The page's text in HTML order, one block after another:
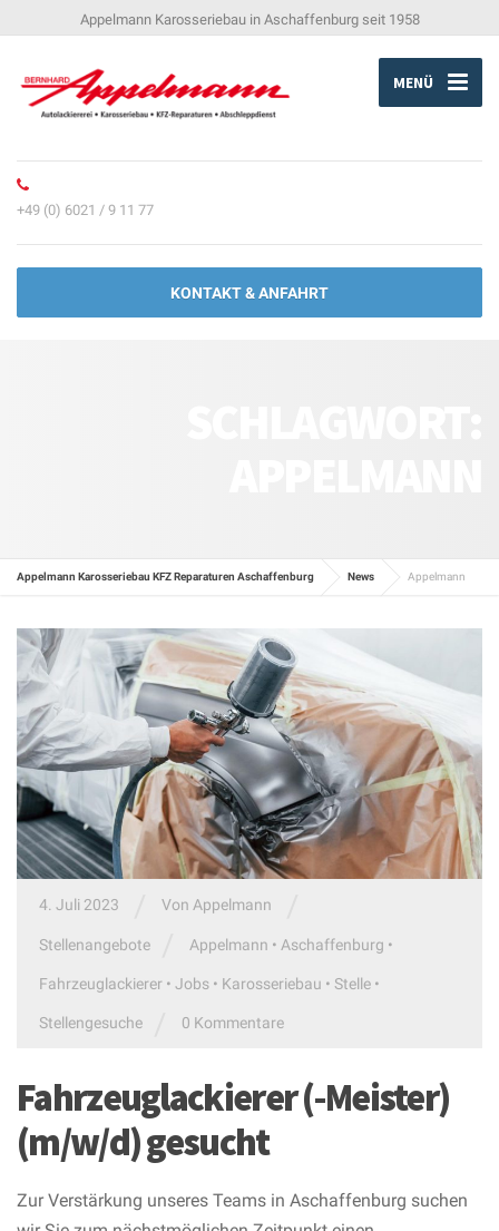
Appelmann Karosseriebau in Aschaffenburg seit 1958
MENÜ
+49 (0) 6021 / 9 11 77
KONTAKT & ANFAHRT
Appelmann Karosseriebau KFZ Reparaturen Aschaffenburg News Appelmann
4. Juli 2023 Von Appelmann
Stellenangebote Appelmann • Aschaffenburg •
Fahrzeuglackierer • Jobs • Karosseriebau • Stelle •
Stellengesuche 0 Kommentare
Fahrzeuglackierer (-Meister)
(m/w/d) gesucht
Zur Verstärkung unseres Teams in Aschaffenburg suchen